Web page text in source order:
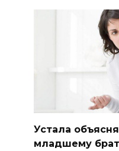
Устала
младшему